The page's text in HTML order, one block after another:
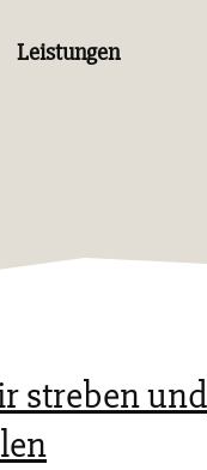
Leistungen
streben und